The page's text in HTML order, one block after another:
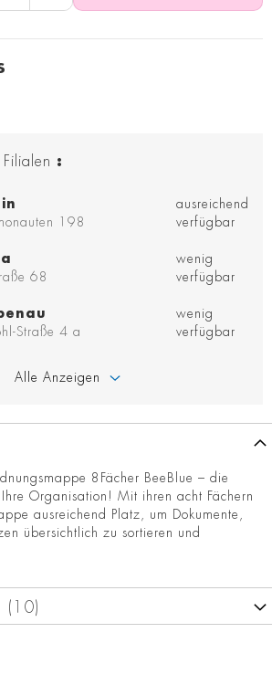
Filialen :
198
ausreichend
verfügbar
68
wenig
verfügbar
Straße 4 a
wenig
verfügbar
Alle Anzeigen
8Fächer BeeBlue – die
Organisation! Mit ihren acht Fächern
ausreichend Platz, um Dokumente,
übersichtlich zu sortieren und
10